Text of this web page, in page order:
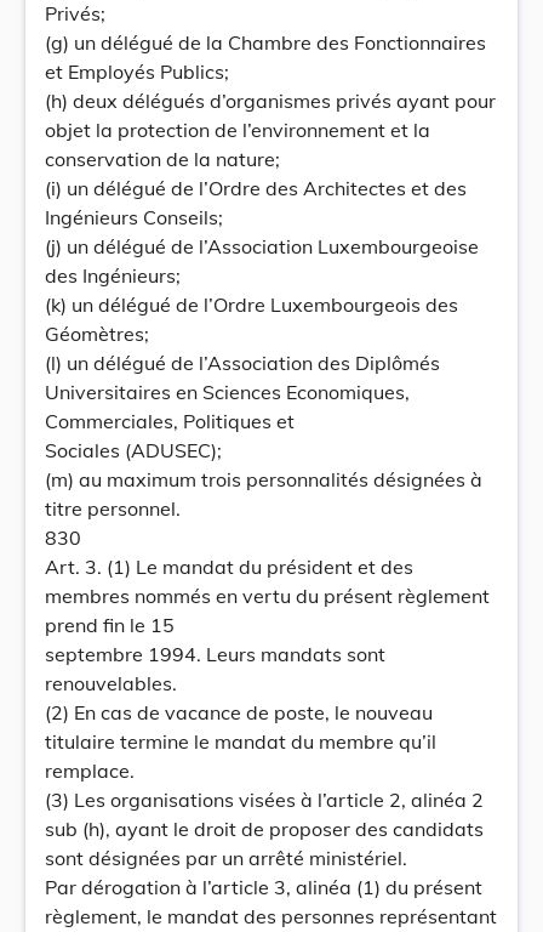
Privés;
(g) un délégué de la Chambre des Fonctionnaires
et Employés Publics;
(h) deux délégués d’organismes privés ayant pour
objet la protection de l’environnement et la
conservation de la nature;
(i) un délégué de l’Ordre des Architectes et des
Ingénieurs Conseils;
(j) un délégué de l’Association Luxembourgeoise
des Ingénieurs;
(k) un délégué de l’Ordre Luxembourgeois des
Géomètres;
(l) un délégué de l’Association des Diplômés
Universitaires en Sciences Economiques,
Commerciales, Politiques et
Sociales (ADUSEC);
(m) au maximum trois personnalités désignées à
titre personnel.
830
Art. 3. (1) Le mandat du président et des
membres nommés en vertu du présent règlement
prend fin le 15
septembre 1994. Leurs mandats sont
renouvelables.
(2) En cas de vacance de poste, le nouveau
titulaire termine le mandat du membre qu’il
remplace.
(3) Les organisations visées à l’article 2, alinéa 2
sub (h), ayant le droit de proposer des candidats
sont désignées par un arrêté ministériel.
Par dérogation à l’article 3, alinéa (1) du présent
règlement, le mandat des personnes représentant